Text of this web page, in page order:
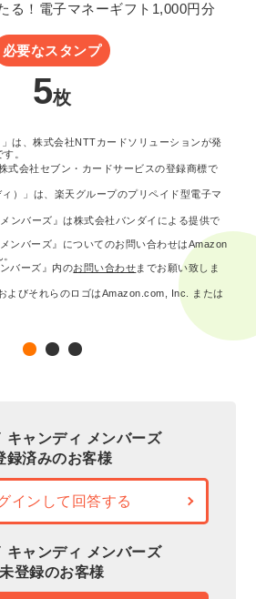
る！電子マネーギフト1,000円分
必要なスタンプ
5枚
は、株式会社NTTカードソリューションが発
。
式会社セブン・カードサービスの登録商標で
）」は、楽天グループのプリペイド型電子マ
ンバーズ』は株式会社バンダイによる提供で
ンバーズ』についてのお問い合わせはAmazon
バーズ』内のお問い合わせまでお願い致しま
びそれらのロゴはAmazon.com, Inc. または
キャンディ メンバーズ
録済みのお客様
インして回答する
キャンディ メンバーズ
未登録のお客様